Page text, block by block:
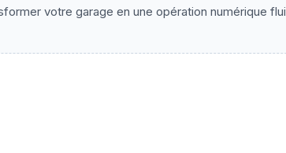
votre garage en une opération numérique